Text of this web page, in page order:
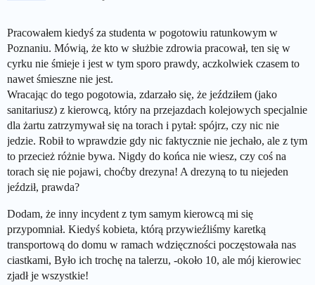
Pracowałem kiedyś za studenta w pogotowiu ratunkowym w
Poznaniu. Mówią, że kto w służbie zdrowia pracował, ten się w
cyrku nie śmieje i jest w tym sporo prawdy, aczkolwiek czasem to
nawet śmieszne nie jest.
Wracając do tego pogotowia, zdarzało się, że jeździłem (jako
sanitariusz) z kierowcą, który na przejazdach kolejowych specjalnie
dla żartu zatrzymywał się na torach i pytał: spójrz, czy nic nie
jedzie. Robił to wprawdzie gdy nic faktycznie nie jechało, ale z tym
to przecież różnie bywa. Nigdy do końca nie wiesz, czy coś na
torach się nie pojawi, choćby drezyna! A drezyną to tu niejeden
jeździł, prawda?
Dodam, że inny incydent z tym samym kierowcą mi się
przypomniał. Kiedyś kobieta, którą przywieźliśmy karetką
transportową do domu w ramach wdzięczności poczęstowała nas
ciastkami, Było ich trochę na talerzu, -około 10, ale mój kierowiec
zjadł je wszystkie!